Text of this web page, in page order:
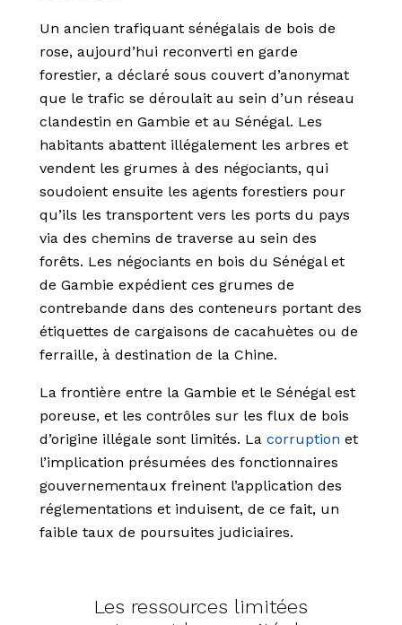
Un ancien trafiquant sénégalais de bois de
rose, aujourd’hui reconverti en garde
forestier, a déclaré sous couvert d’anonymat
que le trafic se déroulait au sein d’un réseau
clandestin en Gambie et au Sénégal. Les
habitants abattent illégalement les arbres et
vendent les grumes à des négociants, qui
soudoient ensuite les agents forestiers pour
qu’ils les transportent vers les ports du pays
via des chemins de traverse au sein des
forêts. Les négociants en bois du Sénégal et
de Gambie expédient ces grumes de
contrebande dans des conteneurs portant des
étiquettes de cargaisons de cacahuètes ou de
ferraille, à destination de la Chine.
La frontière entre la Gambie et le Sénégal est
poreuse, et les contrôles sur les flux de bois
d’origine illégale sont limités. La corruption et
l’implication présumées des fonctionnaires
gouvernementaux freinent l’application des
réglementations et induisent, de ce fait, un
faible taux de poursuites judiciaires.
Les ressources limitées